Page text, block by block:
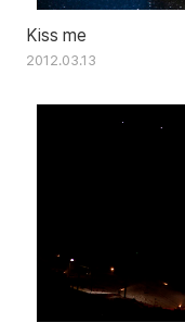
Kiss me
2012.03.13